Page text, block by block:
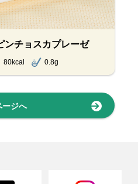
ンチョスカプレーゼ
80kcal 0.8g
ージへ